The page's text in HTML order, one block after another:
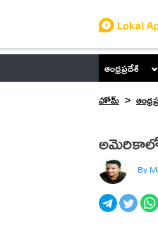
ఆంధ్రప్రదేశ్
హోమ్
అమెరికాలో
By